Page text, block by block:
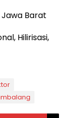
Barat
Hilirisasi,